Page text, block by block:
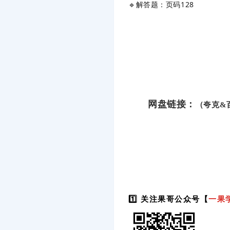
🔹解答题：页码128
网盘链接： （夸克&
1️⃣ 关注果哥公众号【一果